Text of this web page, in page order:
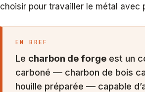
choisir pour travailler le métal avec
EN BREF
Le charbon de forge est un
carboné — charbon de bois
houille préparée — capable